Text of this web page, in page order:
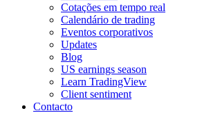
Cotações em tempo real
Calendário de trading
Eventos corporativos
Updates
Blog
US earnings season
Learn TradingView
Client sentiment
Contacto